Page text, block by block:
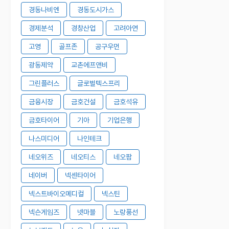
경동나비엔 경동도시가스
경제분석 경창산업 고려아연
고영 골프존 공구우먼
광동제약 교촌에프앤비
그린플러스 글로벌텍스프리
금융시장 금호건설 금호석유
금호타이어 기아 기업은행
나스미디어 나인테크
네오위즈 네오티스 네오팜
네이버 넥센타이어
넥스트바이오메디컬 넥스틴
넥슨게임즈 넷마블 노랑풍선